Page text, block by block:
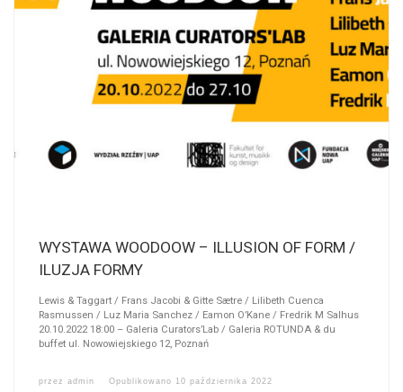
WYSTAWA WOODOOW – ILLUSION OF FORM /
ILUZJA FORMY
Lewis & Taggart / Frans Jacobi & Gitte Sætre / Lilibeth Cuenca
Rasmussen / Luz Maria Sanchez / Eamon O’Kane / Fredrik M Salhus
20.10.2022 18:00 – Galeria Curators’Lab / Galeria ROTUNDA & du
buffet ul. Nowowiejskiego 12, Poznań
przezadmin Opublikowano 10 października 2022